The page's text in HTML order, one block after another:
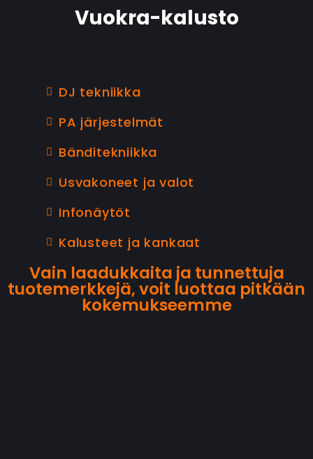
Vuokra-kalusto
DJ tekniikka
PA järjestelmät
Bänditekniikka
Usvakoneet ja valot
Infonäytöt
Kalusteet ja kankaat
Vain laadukkaita ja tunnettuja
tuotemerkkejä, voit luottaa pitkään
kokemukseemme